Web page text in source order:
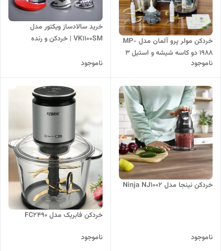
خردکن مولر پرو آلمان مدل MP-
1988 دو کاسه شیشه و استیل 3
لیتری
ناموجود
خرید سالادساز ویکتور مدل
VK1100SM | خردکن و رنده
ناموجود
خردکن نینجا مدل Ninja NJ1002
ناموجود
خردکن فابریک مدل FC2490
ناموجود